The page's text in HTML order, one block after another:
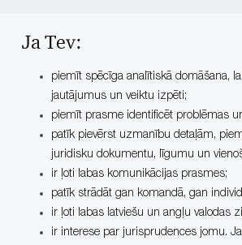
Ja Tev:
piemīt spēcīga analītiskā domāšana,
jautājumus un veiktu izpēti;
piemīt prasme identificēt problēmas
patīk pievērst uzmanību detaļām,
juridisku dokumentu, līgumu un
ir ļoti labas komunikācijas prasmes;
patīk strādāt gan komandā, gan
ir ļoti labas latviešu un angļu valodas
ir interese par jurisprudences jomu.